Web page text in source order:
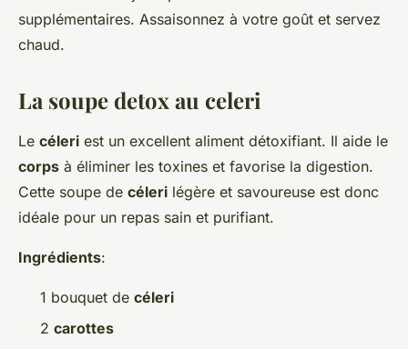
supplémentaires. Assaisonnez à votre goût et servez
chaud.
La soupe detox au celeri
Le céleri est un excellent aliment détoxifiant. Il aide le
corps à éliminer les toxines et favorise la digestion.
Cette soupe de céleri légère et savoureuse est donc
idéale pour un repas sain et purifiant.
Ingrédients:
1 bouquet de céleri
2 carottes